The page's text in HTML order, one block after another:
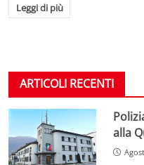
Leggi di più
ARTICOLI RECENTI
alla